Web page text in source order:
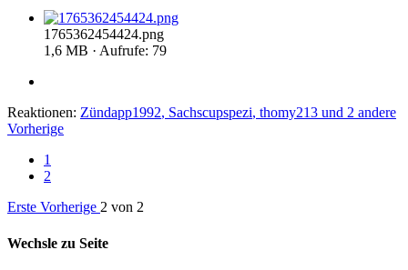
1765362454424.png
1,6 MB · Aufrufe: 79
Reaktionen: Zündapp1992, Sachscupspezi, thomy213 und 2 andere
Vorherige
1
2
Erste Vorherige 2 von 2
Wechsle zu Seite